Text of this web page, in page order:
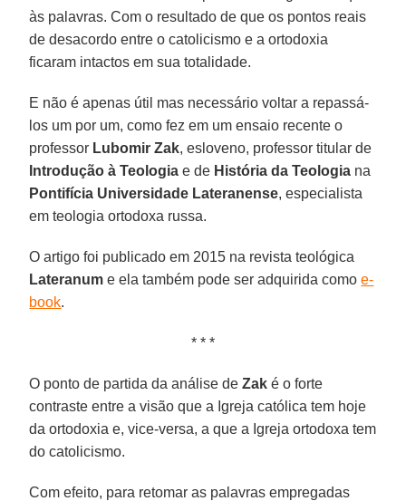
às palavras. Com o resultado de que os pontos reais
de desacordo entre o catolicismo e a ortodoxia
ficaram intactos em sua totalidade.
E não é apenas útil mas necessário voltar a repassá-
los um por um, como fez em um ensaio recente o
professor Lubomir Zak, esloveno, professor titular de
Introdução à Teologia e de História da Teologia na
Pontifícia Universidade Lateranense, especialista
em teologia ortodoxa russa.
O artigo foi publicado em 2015 na revista teológica
Lateranum e ela também pode ser adquirida comoe-
book.
* * *
O ponto de partida da análise deZak é o forte
contraste entre a visão que a Igreja católica tem hoje
da ortodoxia e, vice-versa, a que a Igreja ortodoxa tem
do catolicismo.
Com efeito, para retomar as palavras empregadas